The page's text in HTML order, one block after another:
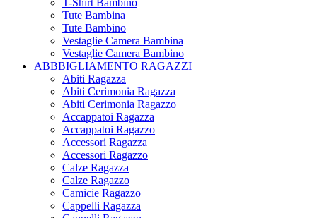
T-Shirt Bambino
Tute Bambina
Tute Bambino
Vestaglie Camera Bambina
Vestaglie Camera Bambino
ABBBIGLIAMENTO RAGAZZI
Abiti Ragazza
Abiti Cerimonia Ragazza
Abiti Cerimonia Ragazzo
Accappatoi Ragazza
Accappatoi Ragazzo
Accessori Ragazza
Accessori Ragazzo
Calze Ragazza
Calze Ragazzo
Camicie Ragazzo
Cappelli Ragazza